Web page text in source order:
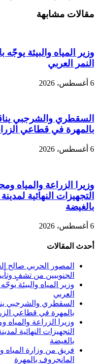
مقالات مشابهة
وزير المياه والبيئة
النمر العربي
6 أغسطس، 2026
السقطري والشرجبي
بالمهرة في قطاعي
6 أغسطس، 2026
وزيرا الزراعة والمياه
التجهيزات النهائية
بالغيضة
6 أغسطس، 2026
أحدث المقالات
المصور الحربي صالح
الجنوبيين من تشفٍ
وزير المياه والبيئة
العربي
السقطري والشرجبي
بالمهرة في قطاعي
وزيرا الزراعة
التجهيزات النهائية
بالغيضة
فريق من وزارة المياه
المانجروف بالمهرة